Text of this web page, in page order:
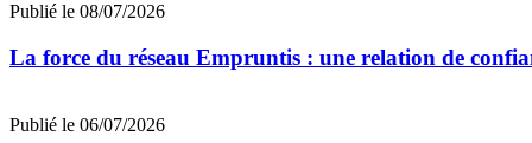
Publié le 08/07/2026
La force du réseau Empruntis : une relation de
Publié le 06/07/2026